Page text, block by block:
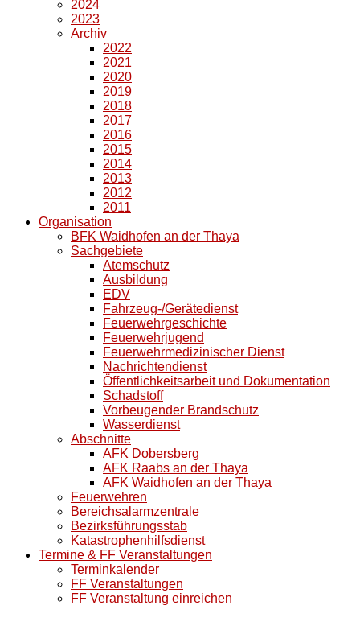
2024
2023
Archiv
2022
2021
2020
2019
2018
2017
2016
2015
2014
2013
2012
2011
Organisation
BFK Waidhofen an der Thaya
Sachgebiete
Atemschutz
Ausbildung
EDV
Fahrzeug-/Gerätedienst
Feuerwehrgeschichte
Feuerwehrjugend
Feuerwehrmedizinischer Dienst
Nachrichtendienst
Öffentlichkeitsarbeit und Dokumentation
Schadstoff
Vorbeugender Brandschutz
Wasserdienst
Abschnitte
AFK Dobersberg
AFK Raabs an der Thaya
AFK Waidhofen an der Thaya
Feuerwehren
Bereichsalarmzentrale
Bezirksführungsstab
Katastrophenhilfsdienst
Termine & FF Veranstaltungen
Terminkalender
FF Veranstaltungen
FF Veranstaltung einreichen